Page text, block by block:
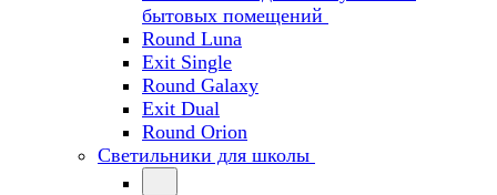
бытовых помещений
Round Luna
Exit Single
Round Galaxy
Exit Dual
Round Orion
Светильники для школы